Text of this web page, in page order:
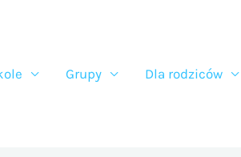
Grupy Dla rodziców